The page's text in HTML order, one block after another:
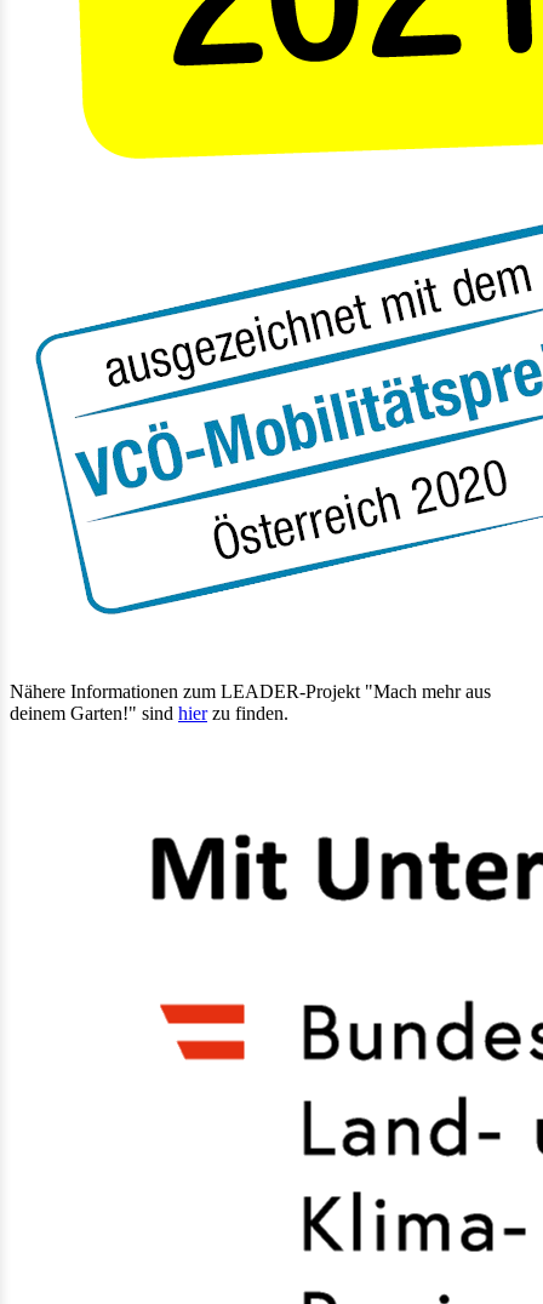
Nähere Informationen zum LEADER-Projekt "Mach mehr aus
deinem Garten!" sind hierzu finden.